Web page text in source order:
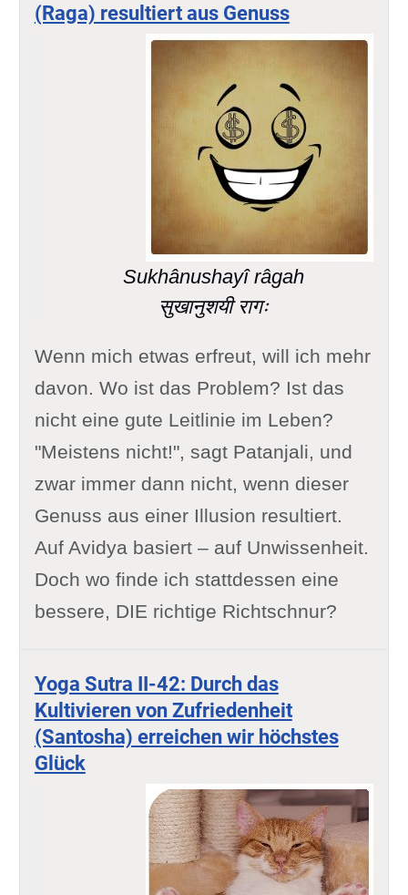
(Raga) resultiert aus Genuss
Sukhânushayî râgah
सुखानुशयी रागः
Wenn mich etwas erfreut, will ich mehr
davon. Wo ist das Problem? Ist das
nicht eine gute Leitlinie im Leben?
"Meistens nicht!", sagt Patanjali, und
zwar immer dann nicht, wenn dieser
Genuss aus einer Illusion resultiert.
Auf Avidya basiert – auf Unwissenheit.
Doch wo finde ich stattdessen eine
bessere, DIE richtige Richtschnur?
Yoga Sutra II-42: Durch das
Kultivieren von Zufriedenheit
(Santosha) erreichen wir höchstes
Glück